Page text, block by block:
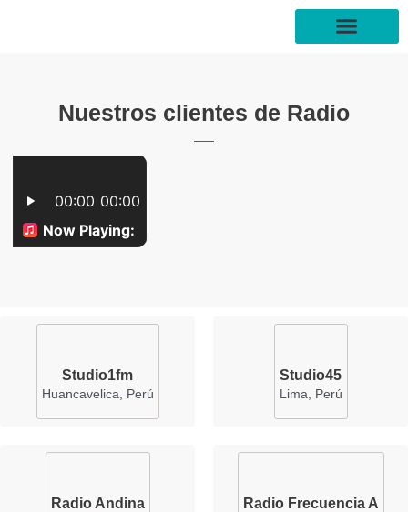
Nuestros clientes de Radio
Studio1fm
Huancavelica, Perú
Studio45
Lima, Perú
Radio Andina Radio Frecuencia A